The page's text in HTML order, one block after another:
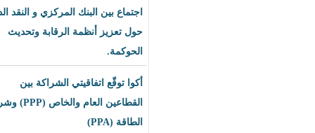
اجتماع بين البنك المركزي و النقد الدولي
حول تعزيز أنظمة الرقابة وتحديث
أكوا توقّع اتفاقيتي الشراكة بين
القطاعين العام والخاص (PPP) وشراء